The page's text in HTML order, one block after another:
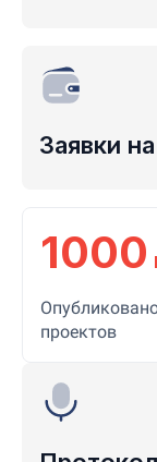
Заявки
1000
проектов